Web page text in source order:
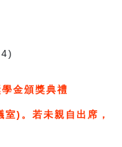
金頒獎典禮
)。若未親自出席，